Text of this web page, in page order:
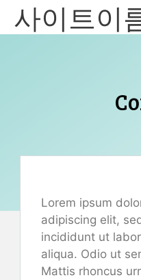
Skip사이트이
Lorem ipsum
adipiscing elit,
incididunt ut
aliqua. Odio ut
Mattis rhoncus